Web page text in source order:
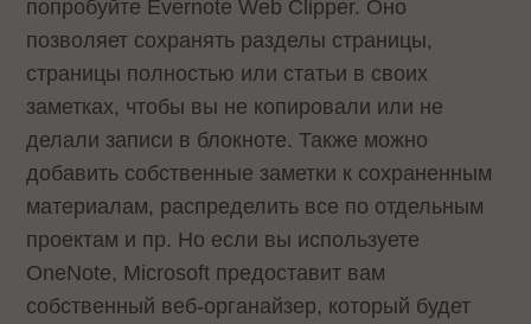
попробуйте Evernote Web Clipper. Оно
позволяет сохранять разделы страницы,
страницы полностью или статьи в своих
заметках, чтобы вы не копировали или не
делали записи в блокноте. Также можно
добавить собственные заметки к сохраненным
материалам, распределить все по отдельным
проектам и пр. Но если вы используете
OneNote, Microsoft предоставит вам
собственный веб-органайзер, который будет